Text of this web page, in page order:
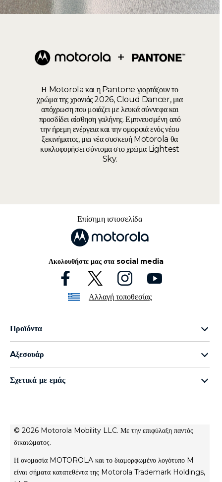
Η Motorola και η Pantone γιορτάζουν το
χρώμα της χρονιάς 2026, Cloud Dancer, μια
απόχρωση που μοιάζει με λευκά σύννεφα και
προσδίδει αίσθηση γαλήνης. Εμπνευσμένη από
την ήρεμη ενέργεια και την ομορφιά ενός νέου
ξεκινήματος, μια νέα συσκευή Motorola θα
κυκλοφορήσει σύντομα στο χρώμα Lightest
Sky.
Επίσημη ιστοσελίδα
Ακολουθήστε μας στα social media
Αλλαγή τοποθεσίας
Προϊόντα
Οικογένεια g
Aξεσουάρ
Σχετικά με εμάς
conditions of sale
Όροι χρήσης
Website Privacy
Innovation
© 2026 Motorola Mobility LLC. Με την επιφύλαξη παντός
δικαιώματος.
Η ονομασία MOTOROLA και το διαμορφωμένο λογότυπο M
είναι σήματα κατατεθέντα της Motorola Trademark Holdings,